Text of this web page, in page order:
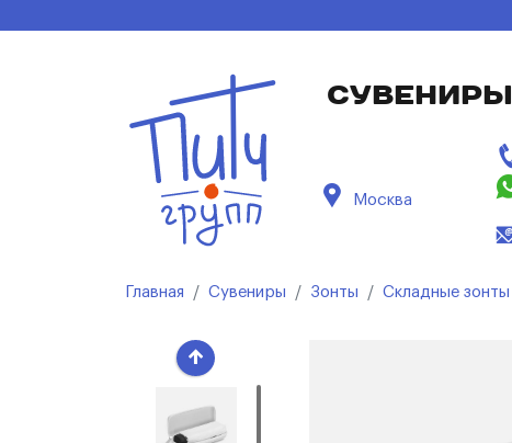
СУВЕНИРЫ
Москва
Главная Сувениры Зонты Складные зонты